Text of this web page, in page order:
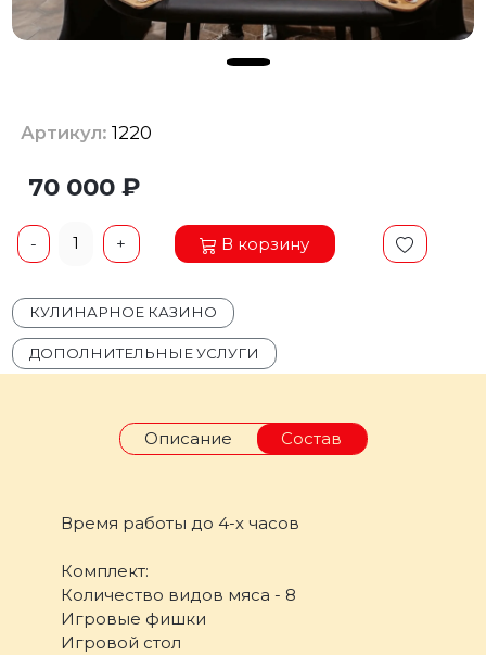
Артикул: 1220
70 000 ₽
- 1 + В корзину
КУЛИНАРНОЕ КАЗИНО
ДОПОЛНИТЕЛЬНЫЕ УСЛУГИ
Описание Состав
Время работы до 4-х часов
Комплект:
Количество видов мяса - 8
Игровые фишки
Игровой стол